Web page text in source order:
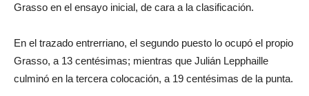
Grasso en el ensayo inicial, de cara a la clasificación.
En el trazado entrerriano, el segundo puesto lo ocupó el propio
Grasso, a 13 centésimas; mientras que Julián Lepphaille
culminó en la tercera colocación, a 19 centésimas de la punta.